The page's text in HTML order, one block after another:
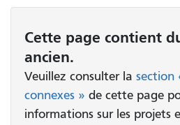
Cette page contient
ancien.
Veuillez consulter la section
connexes » de cette page
informations sur les projets